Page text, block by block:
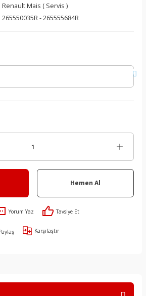
Renault Mais ( Servis )
265550035R - 265555684R
Hemen Al
Yorum Yaz Tavsiye Et
Karşılaştır